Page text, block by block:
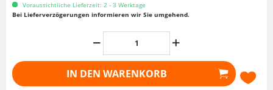
Voraussichtliche Lieferzeit: 2 - 3 Werktage
Bei Lieferverzögerungen informieren wir Sie umgehend.
IN DEN WARENKORB